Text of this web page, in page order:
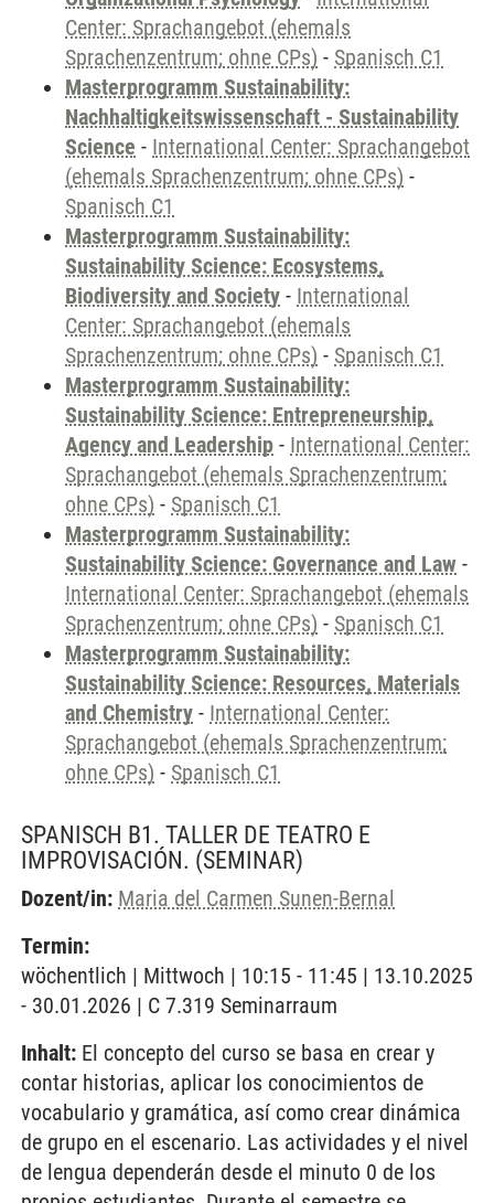
Center: Sprachangebot (ehemals
Sprachenzentrum; ohne CPs) - Spanisch C1
Masterprogramm Sustainability:
Nachhaltigkeitswissenschaft - Sustainability
Science - International Center: Sprachangebot
(ehemals Sprachenzentrum; ohne CPs) -
Spanisch C1
Masterprogramm Sustainability:
Sustainability Science: Ecosystems,
Biodiversity and Society - International
Center: Sprachangebot (ehemals
Sprachenzentrum; ohne CPs) - Spanisch C1
Masterprogramm Sustainability:
Sustainability Science: Entrepreneurship,
Agency and Leadership - International Center:
Sprachangebot (ehemals Sprachenzentrum;
ohne CPs) - Spanisch C1
Masterprogramm Sustainability:
Sustainability Science: Governance and Law -
International Center: Sprachangebot (ehemals
Sprachenzentrum; ohne CPs) - Spanisch C1
Masterprogramm Sustainability:
Sustainability Science: Resources, Materials
and Chemistry - International Center:
Sprachangebot (ehemals Sprachenzentrum;
ohne CPs) - Spanisch C1
SPANISCH B1. TALLER DE TEATRO E
IMPROVISACIÓN. (SEMINAR)
Dozent/in: Maria del Carmen Sunen-Bernal
Termin:
wöchentlich | Mittwoch | 10:15 - 11:45 | 13.10.2025
- 30.01.2026 | C 7.319 Seminarraum
Inhalt: El concepto del curso se basa en crear y
contar historias, aplicar los conocimientos de
vocabulario y gramática, así como crear dinámica
de grupo en el escenario. Las actividades y el nivel
de lengua dependerán desde el minuto 0 de los